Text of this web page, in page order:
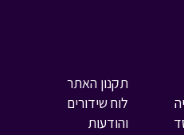
תקנון האתר
לוח שידורים
והודעות